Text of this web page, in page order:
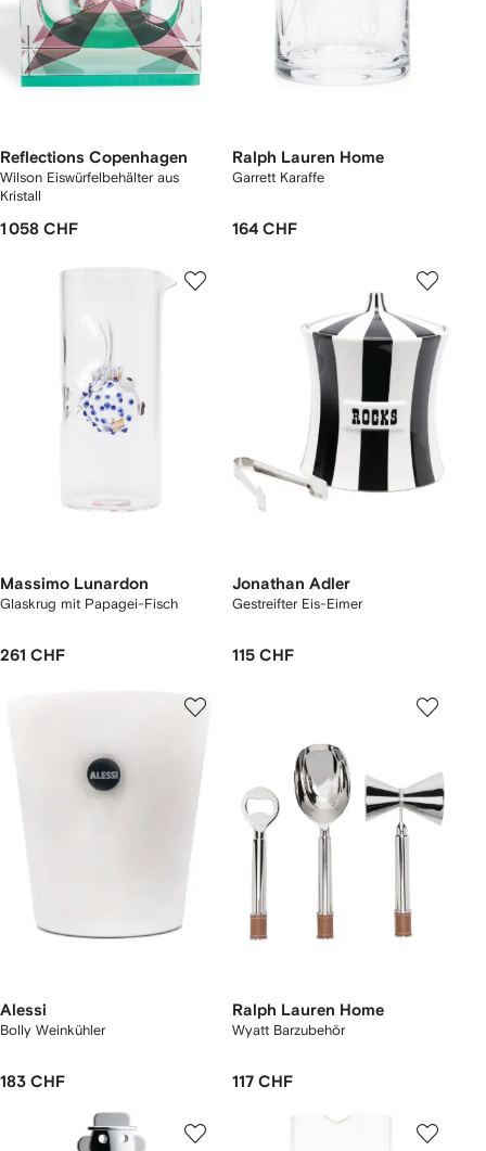
Reflections Copenhagen
Wilson Eiswürfelbehälter aus
Kristall
1 058 CHF
Ralph Lauren Home
Garrett Karaffe
164 CHF
Massimo Lunardon
Glaskrug mit Papagei-Fisch
261 CHF
Jonathan Adler
Gestreifter Eis-Eimer
115 CHF
Alessi
Bolly Weinkühler
183 CHF
Ralph Lauren Home
Wyatt Barzubehör
117 CHF